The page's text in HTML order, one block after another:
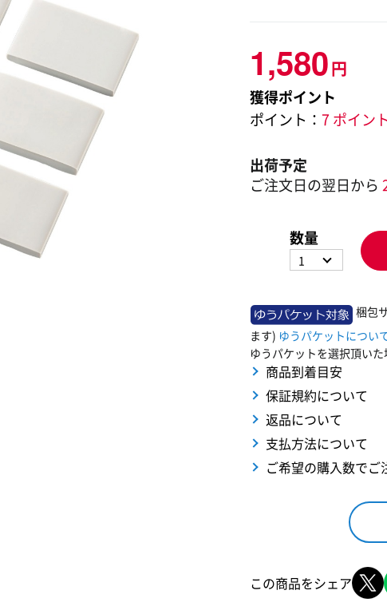
1,580円
獲得ポイント
ポイント： 7 ポイン
出荷予定
ご注文日の翌日から
数量
1
梱包
ます) ゆうパケットについ
ゆうパケットを選択頂い
商品到着目安
保証規約について
返品について
支払方法について
ご希望の購入数で
この商品をシェア